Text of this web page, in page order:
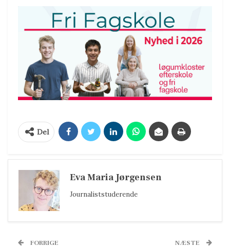
Del
Eva Maria Jørgensen
Journaliststuderende
FORRIGE NÆSTE